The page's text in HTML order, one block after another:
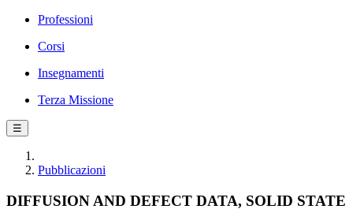
Professioni
Corsi
Insegnamenti
Terza Missione
☰
Pubblicazioni
DIFFUSION AND DEFECT DATA, SOLID STATE